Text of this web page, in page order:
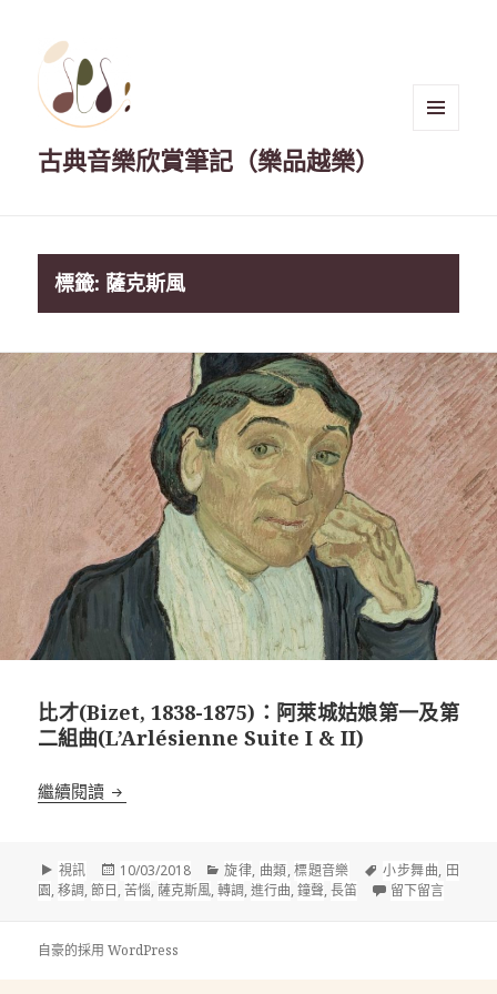
古典音樂欣賞筆記（樂品越樂）
標籤: 薩克斯風
比才(Bizet, 1838-1875)：阿萊城姑娘第一及第
二組曲(L’Arlésienne Suite I & II)
繼續閱讀 比才(Bizet, 1838-1875)：阿萊城姑娘第一及第二組
格
式
視訊
發
佈
10/03/2018
分
類
旋律, 曲類,標題音樂
標
籤
小步舞曲, 田
園,移調,節日,苦惱,薩克斯風,轉調,進行曲,鐘聲,長笛 留下留言在 比才
自豪的採用 WordPress